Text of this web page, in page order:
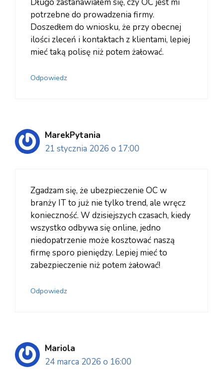
potrzebne do prowadzenia firmy.
Doszedłem do wniosku, że przy obecnej
ilości zleceń i kontaktach z klientami, lepiej
mieć taką polisę niż potem żałować.
Odpowiedz
MarekPytania
21 stycznia 2026 o 17:00
Zgadzam się, że ubezpieczenie OC w
branży IT to już nie tylko trend, ale wręcz
konieczność. W dzisiejszych czasach, kiedy
wszystko odbywa się online, jedno
niedopatrzenie może kosztować naszą
firmę sporo pieniędzy. Lepiej mieć to
zabezpieczenie niż potem żałować!
Odpowiedz
Mariola
24 marca 2026 o 16:00